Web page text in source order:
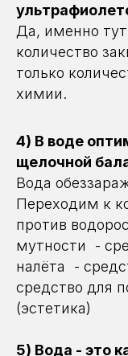
Да, именно
количество
только
химии.
4) В воде
щелочной
Вода
Переходим к
против
мутности -
налёта -
средство для
(эстетика)
5) Вода - это